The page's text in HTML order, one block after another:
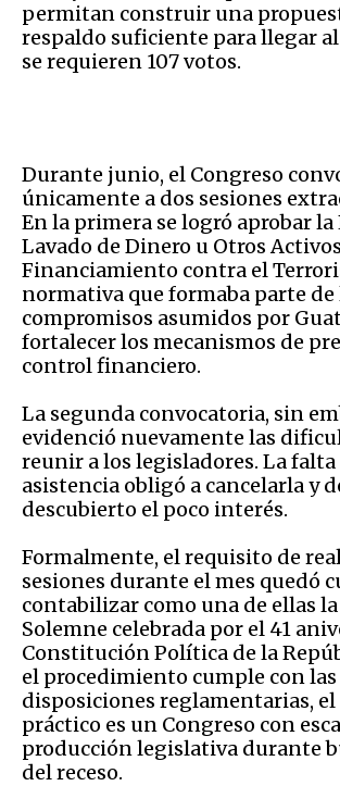
permitan construir una
respaldo suficiente para llegar
se requieren 107 votos.
Durante junio, el Congreso
únicamente a dos sesiones
En la primera se logró aprobar la
Lavado de Dinero u Otros
Financiamiento contra el
normativa que formaba parte de
compromisos asumidos por
fortalecer los mecanismos de
control financiero.
La segunda convocatoria, sin
evidenció nuevamente las
reunir a los legisladores. La falta
asistencia obligó a cancelarla y
descubierto el poco interés.
Formalmente, el requisito de
sesiones durante el mes quedó
contabilizar como una de ellas
Solemne celebrada por el 41
Constitución Política de la
el procedimiento cumple con las
disposiciones reglamentarias,
práctico es un Congreso con
producción legislativa durante
del receso.